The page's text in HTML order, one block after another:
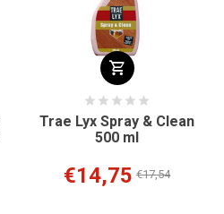
Trae Lyx Spray & Clean
500 ml
€14,75 €17,54